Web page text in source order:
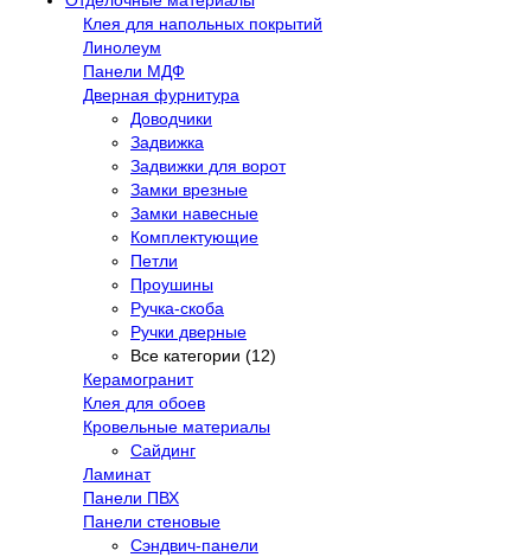
Клея для напольных покрытий
Линолеум
Панели МДФ
Дверная фурнитура
Доводчики
Задвижка
Задвижки для ворот
Замки врезные
Замки навесные
Комплектующие
Петли
Проушины
Ручка-скоба
Ручки дверные
Все категории (12)
Керамогранит
Клея для обоев
Кровельные материалы
Сайдинг
Ламинат
Панели ПВХ
Панели стеновые
Сэндвич-панели